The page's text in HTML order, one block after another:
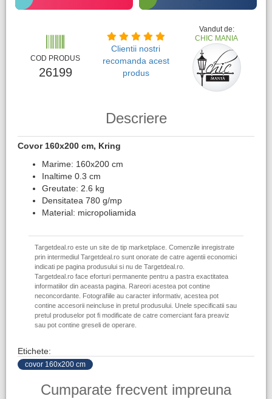
COD PRODUS
26199
Clientii nostri
recomanda acest
produs
Vandut de:
CHIC MANIA
Descriere
Covor 160x200 cm, Kring
Marime: 160x200 cm
Inaltime 0.3 cm
Greutate: 2.6 kg
Densitatea 780 g/mp
Material: micropoliamida
Targetdeal.ro este un site de tip marketplace. Comenzile inregistrate
prin intermediul Targetdeal.ro sunt onorate de catre agentii economici
indicati pe pagina produsului si nu de Targetdeal.ro.
Targetdeal.ro face eforturi permanente pentru a pastra exactitatea
informatiilor din aceasta pagina. Rareori acestea pot contine
neconcordante. Fotografiile au caracter informativ, acestea pot
contine accesorii neincluse in pretul produsului. Unele specificatii sau
pretul produselor pot fi modificate de catre comerciant fara preaviz
sau pot contine greseli de operare.
Etichete:
covor 160x200 cm
Cumparate frecvent impreuna